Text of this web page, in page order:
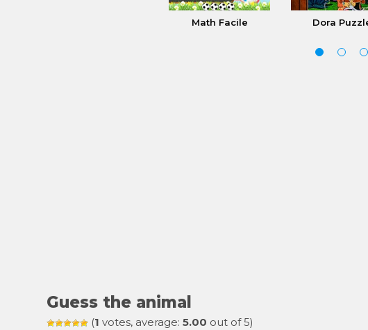
Math Facile Dora
Guess the animal
(1 votes, average: 5.00 out of 5)